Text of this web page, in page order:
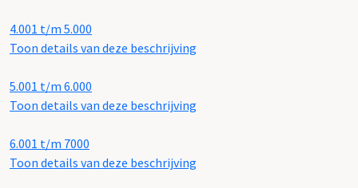
4.001 t/m 5.000
Toon details van deze beschrijving
5.001 t/m 6.000
Toon details van deze beschrijving
6.001 t/m 7000
Toon details van deze beschrijving